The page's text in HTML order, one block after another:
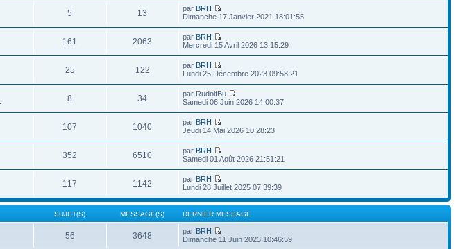
5 13 par BRH
Dimanche 17 Janvier 2021 18:01:55
161 2063 par BRH
Mercredi 15 Avril 2026 13:15:29
25 122 par BRH
Lundi 25 Décembre 2023 09:58:21
8 34
par RudolfBu
Samedi 06 Juin 2026 14:00:37
107 1040 par BRH
Jeudi 14 Mai 2026 10:28:23
352 6510 par BRH
Samedi 01 Août 2026 21:51:21
117 1142 par BRH
Lundi 28 Juillet 2025 07:39:39
SUJET(S) MESSAGE(S) DERNIER MESSAGE
56 3648 par BRH
Dimanche 11 Juin 2023 10:46:59